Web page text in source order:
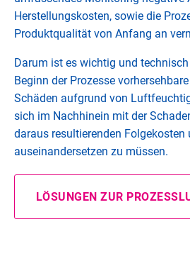
Herstellungskosten, sowie die
Produktqualität von Anfang an
Darum ist es wichtig und
Beginn der Prozesse
Schäden aufgrund von
sich im Nachhinein mit der
daraus resultierenden Folgekosten
auseinandersetzen zu müssen.
LÖSUNGEN ZUR